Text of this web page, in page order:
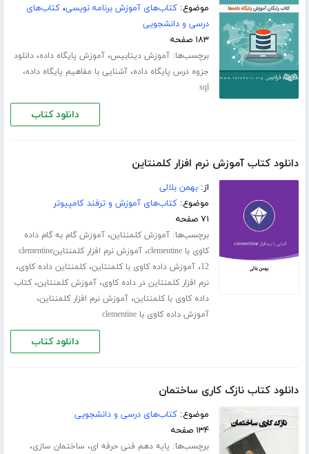
موضوع:کتاب‌های آموزش برنامه نویسی،کتاب‌های
درسی و دانشجویی
۱۸۳ صفحه
برچسب‌ها:آموزش دیتابیس،آموزش پایگاه داده،دانلود
جزوه درس پایگاه داده،آشنایی با مفاهیم پایگاه داده،
sql
دانلود کتاب
دانلود کتاب آموزش نرم افزار کلمنتاین
از:بهمن بلالی
موضوع:کتاب‌های آموزش و ترفند کامپیوتر
۷۱ صفحه
برچسب‌ها:آموزش کلمنتاین،ﺁﻣﻮﺯﺵ ﮔﺎﻡ ﺑﻪ ﮔﺎﻡ ﺩﺍﺩﻩ
ﮐﺎﻭﯼ ﺑﺎ clementine
،
آموزش نرم افزار کلمنتاینclementine
12،آموزش داده کاوی با کلمنتاین،کلمنتاین داده کاوی،
نرم افزار کلمنتاین در داده کاوی،آموزش کلمنتاین،کتاب
داده کاوی با کلمنتاین،آموزش نرم افزار کلمنتاین،
آموزش داده کاوی با clementine
دانلود کتاب
دانلود کتاب نازک کاری ساختمان
موضوع:کتاب‌های درسی و دانشجویی
۱۳۴ صفحه
برچسب‌ها: پایه دهم فنی حرفه ای، ساختمان سازی،